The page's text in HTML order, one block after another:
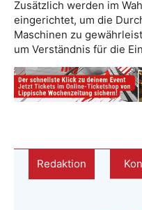
Zusätzlich werden im
eingerichtet, um die
Maschinen zu
um Verständnis für die
Redaktion